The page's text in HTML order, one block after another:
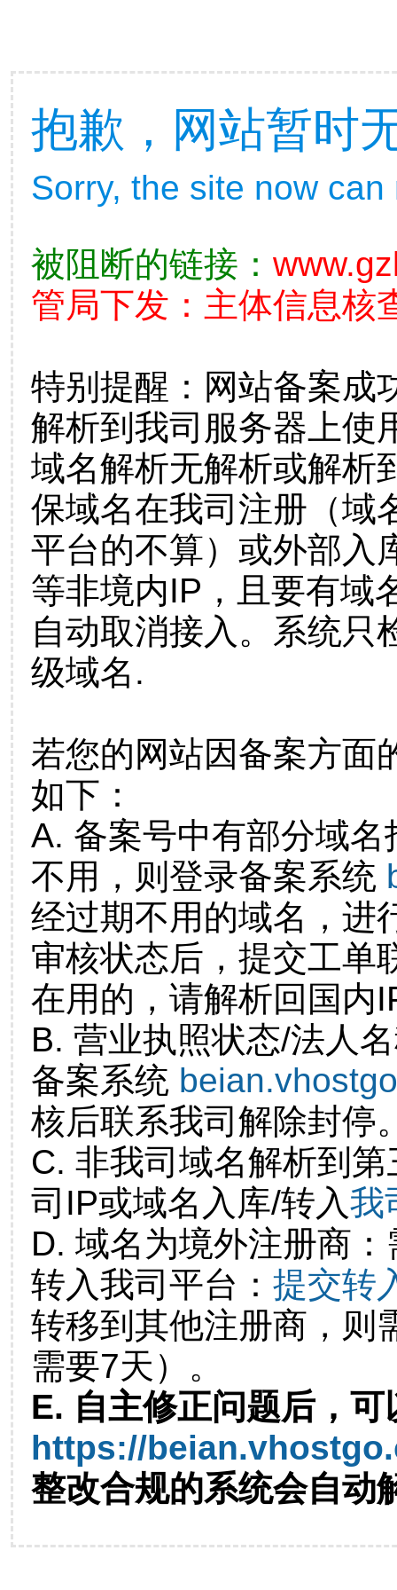
抱歉，网站暂时
Sorry, the site now
被阻断的链接：
管局下发：主体信息核
特别提醒：网站备案成
解析到我司服务器上使
域名解析无解析或解析
保域名在我司注册（域
平台的不算）或外部入
等非境内IP，且要有域
自动取消接入。系统只
级域名.
若您的网站因备案方面
如下：
A. 备案号中有部分域
不用，则登录备案系统
经过期不用的域名，进
审核状态后，提交工单
在用的，请解析回国内
B. 营业执照状态/法人
备案系统
核后联系我司解除封停
C. 非我司域名解析到
司IP或域名入库/转入我
D. 域名为境外注册商
转入我司平台： 提交转
转移到其他注册商，则
需要7天）。
E. 自主修正问题后，可
https://
整改合规的系统会自动